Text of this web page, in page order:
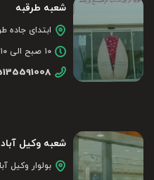
شعبه طرقبه
ابتدای جاده
۱۰ صبح الی ۱۰ شب
شعبه وکیل آباد
بولوار وکیل